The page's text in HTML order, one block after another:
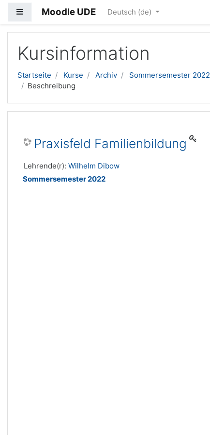
Website-Übersicht
Moodle UDE Deutsch ‎(de)‎
Kursinformation
Startseite Kurse Archiv Sommersemester 2022
Beschreibung
Praxisfeld Familienbildung
Lehrende(r): Wilhelm Dibow
Sommersemester 2022